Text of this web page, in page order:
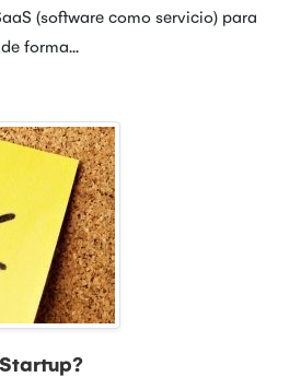
(software como servicio) para
forma...